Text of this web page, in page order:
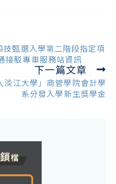
甄選入學第二階段指定項
接駁專車服務站資訊
下一篇文章
淡江大學」商管學院會計學
系分發入學新生獎學金